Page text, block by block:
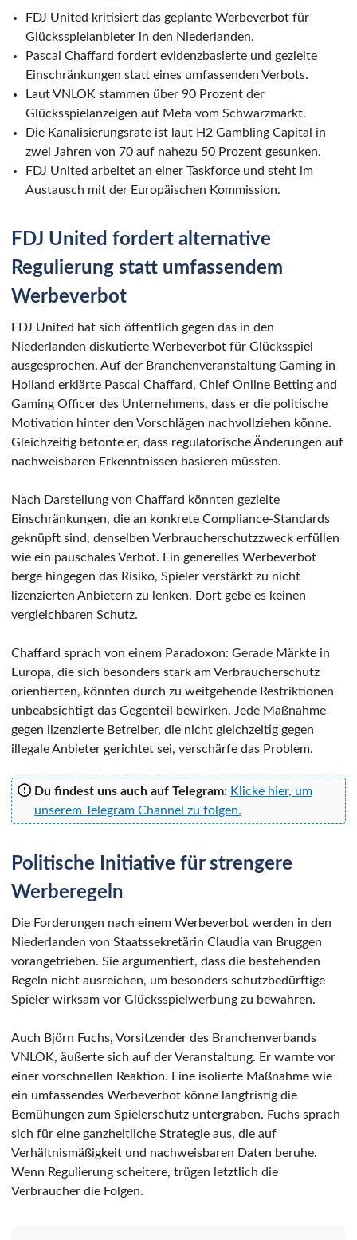
FDJ United kritisiert das geplante Werbeverbot für
Glücksspielanbieter in den Niederlanden.
Pascal Chaffard fordert evidenzbasierte und gezielte
Einschränkungen statt eines umfassenden Verbots.
Laut VNLOK stammen über 90 Prozent der
Glücksspielanzeigen auf Meta vom Schwarzmarkt.
Die Kanalisierungsrate ist laut H2 Gambling Capital in
zwei Jahren von 70 auf nahezu 50 Prozent gesunken.
FDJ United arbeitet an einer Taskforce und steht im
Austausch mit der Europäischen Kommission.
FDJ United fordert alternative
Regulierung statt umfassendem
Werbeverbot
FDJ United hat sich öffentlich gegen das in den
Niederlanden diskutierte Werbeverbot für Glücksspiel
ausgesprochen. Auf der Branchenveranstaltung Gaming in
Holland erklärte Pascal Chaffard, Chief Online Betting and
Gaming Officer des Unternehmens, dass er die politische
Motivation hinter den Vorschlägen nachvollziehen könne.
Gleichzeitig betonte er, dass regulatorische Änderungen auf
nachweisbaren Erkenntnissen basieren müssten.
Nach Darstellung von Chaffard könnten gezielte
Einschränkungen, die an konkrete Compliance-Standards
geknüpft sind, denselben Verbraucherschutzzweck erfüllen
wie ein pauschales Verbot. Ein generelles Werbeverbot
berge hingegen das Risiko, Spieler verstärkt zu nicht
lizenzierten Anbietern zu lenken. Dort gebe es keinen
vergleichbaren Schutz.
Chaffard sprach von einem Paradoxon: Gerade Märkte in
Europa, die sich besonders stark am Verbraucherschutz
orientierten, könnten durch zu weitgehende Restriktionen
unbeabsichtigt das Gegenteil bewirken. Jede Maßnahme
gegen lizenzierte Betreiber, die nicht gleichzeitig gegen
illegale Anbieter gerichtet sei, verschärfe das Problem.
Du findest uns auch auf Telegram: Klicke hier, um
unserem Telegram Channel zu folgen.
Politische Initiative für strengere
Werberegeln
Die Forderungen nach einem Werbeverbot werden in den
Niederlanden von Staatssekretärin Claudia van Bruggen
vorangetrieben. Sie argumentiert, dass die bestehenden
Regeln nicht ausreichen, um besonders schutzbedürftige
Spieler wirksam vor Glücksspielwerbung zu bewahren.
Auch Björn Fuchs, Vorsitzender des Branchenverbands
VNLOK, äußerte sich auf der Veranstaltung. Er warnte vor
einer vorschnellen Reaktion. Eine isolierte Maßnahme wie
ein umfassendes Werbeverbot könne langfristig die
Bemühungen zum Spielerschutz untergraben. Fuchs sprach
sich für eine ganzheitliche Strategie aus, die auf
Verhältnismäßigkeit und nachweisbaren Daten beruhe.
Wenn Regulierung scheitere, trügen letztlich die
Verbraucher die Folgen.